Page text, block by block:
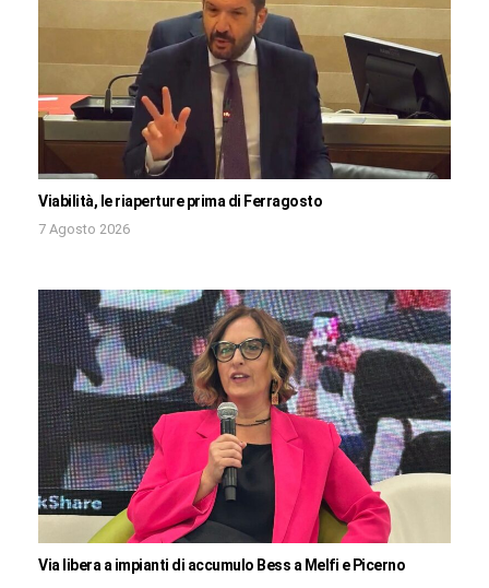
Viabilità, le riaperture prima di Ferragosto
7 Agosto 2026
Via libera a impianti di accumulo Bess a Melfi e Picerno